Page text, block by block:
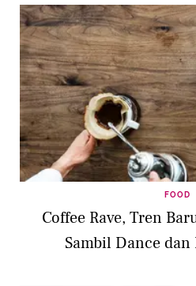
FOOD
Coffee Rave, Tren
Sambil Dance